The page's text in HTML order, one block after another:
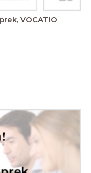
VOCATIO